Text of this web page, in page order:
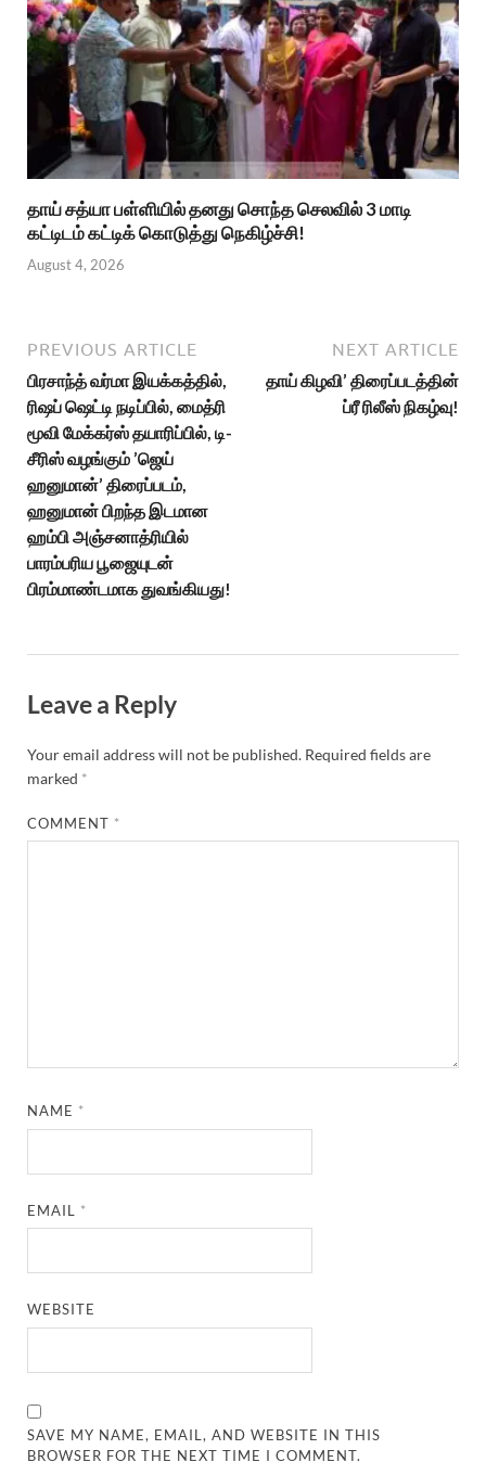
தாய் சத்யா பள்ளியில் தனது சொந்த செலவில் 3 மாடி
கட்டிடம் கட்டிக் கொடுத்து நெகிழ்ச்சி!
August 4, 2026
PREVIOUS ARTICLE
பிரசாந்த் வர்மா இயக்கத்தில்,
ரிஷப் ஷெட்டி நடிப்பில், மைத்ரி
மூவி மேக்கர்ஸ் தயாரிப்பில், டி-
சீரிஸ் வழங்கும் ’ஜெய்
ஹனுமான்’ திரைப்படம்,
ஹனுமான் பிறந்த இடமான
ஹம்பி அஞ்சனாத்ரியில்
பாரம்பரிய பூஜையுடன்
பிரம்மாண்டமாக துவங்கியது!
NEXT ARTICLE
தாய் கிழவி’ திரைப்படத்தின்
ப்ரீ ரிலீஸ் நிகழ்வு!
Leave a Reply
Your email address will not be published. Required fields are
marked *
COMMENT *
NAME *
EMAIL *
WEBSITE
SAVE MY NAME, EMAIL, AND WEBSITE IN THIS
BROWSER FOR THE NEXT TIME I COMMENT.